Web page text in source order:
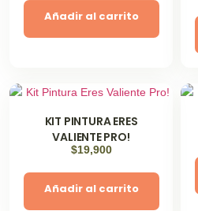
Añadir al carrito
KIT PINTURA ERES
VALIENTE PRO!
$19,900
Añadir al carrito